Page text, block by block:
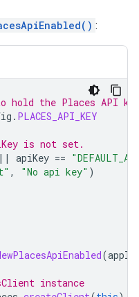
:
hold the Places API
. PLACES_API_KEY
is not set.
|| apiKey ==
, "No api key" )
(
instance